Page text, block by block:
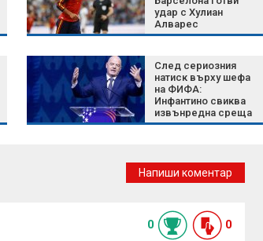
удар с Хулиан
Алварес
След сериозния
натиск върху шефа
на ФИФА:
Инфантино свиква
извънредна среща
на върха на
Как действа мрежата
за фентанил
Министър Ефремова:
Минималната заплата
няма да е 620,20 евро,
ще искам повече
средства за майките
Напиши коментар
0 0